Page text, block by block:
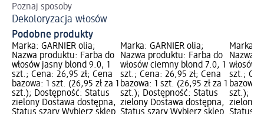
Poznaj sposoby
Dekoloryzacja włosów
Podobne produkty
Marka: GARNIER olia;
Nazwa produktu: Farba do
włosów jasny blond 9.0, 1
szt.; Cena: 26,95 zł; Cena
bazowa: 1 szt. (26,95 zł za 1
szt.); Dostępność: Status
zielony Dostawa dostępna,
Marka: GARNIER olia;
Nazwa produktu: Farba do
włosów ciemny blond 7.0, 1
szt.; Cena: 26,95 zł; Cena
bazowa: 1 szt. (26,95 zł za 1
szt.); Dostępność: Status
zielony Dostawa dostępna,
Marka:
Nazwa
włosów
szt.;
bazowa:
szt.);
zielony